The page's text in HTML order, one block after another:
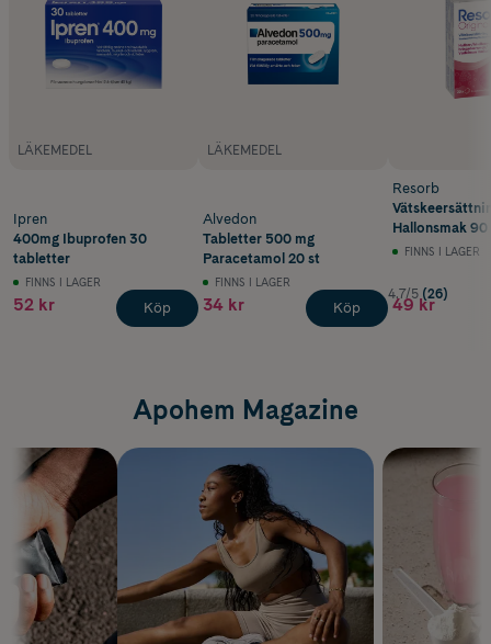
LÄKEMEDEL
Ipren
400mg Ibuprofen 30
tabletter
FINNS I LAGER
52 kr Köp
LÄKEMEDEL
Alvedon
Tabletter 500 mg
Paracetamol 20 st
FINNS I LAGER
34 kr Köp
Resorb
Hallonsmak 90
FINNS I LAGER
4.7/5 (26)
49 kr
Apohem Magazine